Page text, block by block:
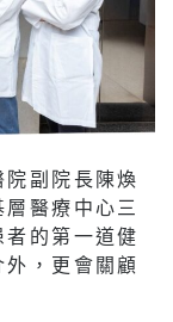
副院長陳煥
醫療中心三
的第一道健
，更會關顧